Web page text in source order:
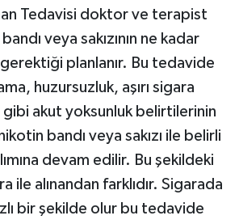
Tedavisi doktor ve terapist
veya sakızının ne kadar
gerektiği planlanır. Bu tedavide
huzursuzluk, aşırı sigara
gibi akut yoksunluk belirtilerinin
bandı veya sakızı ile belirli
devam edilir. Bu şekildeki
ile alınandan farklıdır. Sigarada
bir şekilde olur bu tedavide